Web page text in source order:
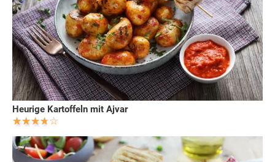
Heurige Kartoffeln mit Ajvar